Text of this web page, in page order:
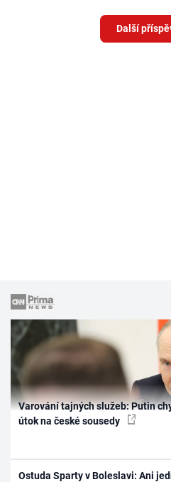
Další
Varování tajných služeb: Putin
útok na české sousedy
Ostuda Sparty v Boleslavi: Ani